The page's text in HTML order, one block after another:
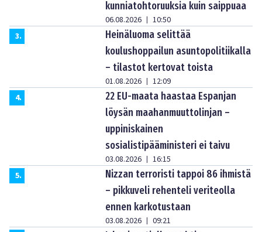
kunniatohtoruuksia kuin saippuaa
06.08.2026 | 10:50
3.
Heinäluoma selittää
koulushoppailun asuntopolitiikalla
– tilastot kertovat toista
01.08.2026 | 12:09
4.
22 EU-maata haastaa Espanjan
löysän maahanmuuttolinjan –
uppiniskainen
sosialistipääministeri ei taivu
03.08.2026 | 16:15
5.
Nizzan terroristi tappoi 86 ihmistä
– pikkuveli rehenteli veriteolla
ennen karkotustaan
03.08.2026 | 09:21